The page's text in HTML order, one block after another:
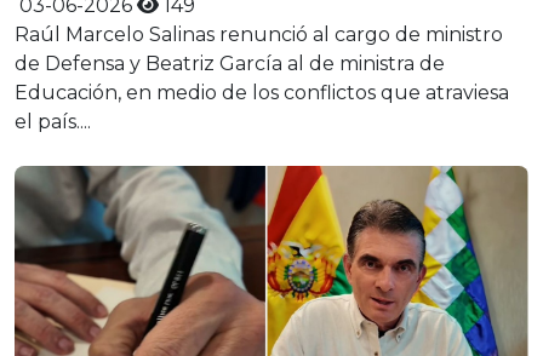
03-06-2026
149
Raúl Marcelo Salinas renunció al cargo de ministro
de Defensa y Beatriz García al de ministra de
Educación, en medio de los conflictos que atraviesa
el país....